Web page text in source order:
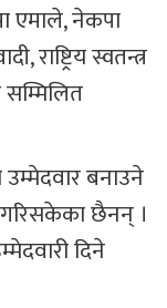
एमाले, नेकपा
स्वतन्त्र
सम्मिलित
बनाउने
गरिसकेका छैनन् ।
दिने